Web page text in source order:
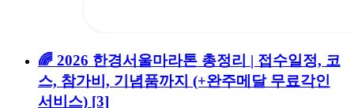
🌈 2026 한경서울마라톤 총정리 | 접수일정, 코
스, 참가비, 기념품까지 (+완주메달 무료각인
서비스) [3]